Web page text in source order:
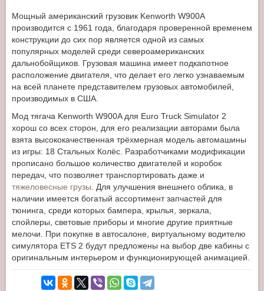
Мощный американский грузовик Kenworth W900A
производится с 1961 года, благодаря проверенной временем
конструкции до сих пор является одной из самых
популярных моделей среди североамериканских
дальнобойщиков. Грузовая машина имеет подкапотное
расположение двигателя, что делает его легко узнаваемым
на всей планете представителем грузовых автомобилей,
производимых в США.
Мод тягача Kenworth W900A для Euro Truck Simulator 2
хорош со всех сторон, для его реализации авторами была
взята высококачественная трёхмерная модель автомашины
из игры: 18 Стальных Колёс. Разработчиками модификации
прописано большое количество двигателей и коробок
передач, что позволяет транспортировать даже и
тяжеловесные грузы . Для улучшения внешнего облика, в
наличии имеется богатый ассортимент запчастей для
тюнинга, среди которых бампера, крылья, зеркала,
спойлеры, световые приборы и многие другие приятные
мелочи. При покупке в автосалоне, виртуальному водителю
симулятора ETS 2 будут предложены на выбор две кабины с
оригинальным интерьером и функционирующей анимацией.